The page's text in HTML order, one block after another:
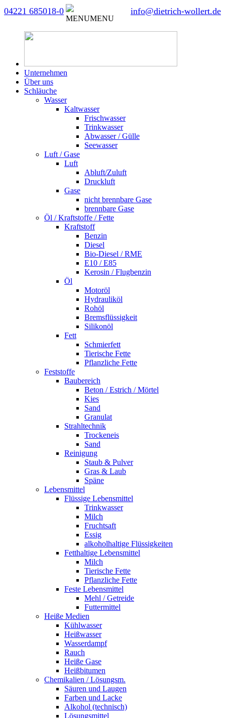
04221 685018-0 info@dietrich-wollert.de
MENUMENU
Unternehmen
Über uns
Schläuche
Wasser
Kaltwasser
Frischwasser
Trinkwasser
Abwasser / Gülle
Seewasser
Luft / Gase
Luft
Abluft/Zuluft
Druckluft
Gase
nicht brennbare Gase
brennbare Gase
Öl / Kraftstoffe / Fette
Kraftstoff
Benzin
Diesel
Bio-Diesel / RME
E10 / E85
Kerosin / Flugbenzin
Öl
Motoröl
Hydrauliköl
Rohöl
Bremsflüssigkeit
Silikonöl
Fett
Schmierfett
Tierische Fette
Pflanzliche Fette
Feststoffe
Baubereich
Beton / Estrich / Mörtel
Kies
Sand
Granulat
Strahltechnik
Trockeneis
Sand
Reinigung
Staub & Pulver
Gras & Laub
Späne
Lebensmittel
Flüssige Lebensmittel
Trinkwasser
Milch
Fruchtsaft
Essig
alkoholhaltige Flüssigkeiten
Fetthaltige Lebensmittel
Milch
Tierische Fette
Pflanzliche Fette
Feste Lebensmittel
Mehl / Getreide
Futtermittel
Heiße Medien
Kühlwasser
Heißwasser
Wasserdampf
Rauch
Heiße Gase
Heißbitumen
Chemikalien / Lösungsm.
Säuren und Laugen
Farben und Lacke
Alkohol (technisch)
Lösungsmittel